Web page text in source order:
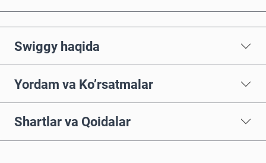
Swiggy haqida
Yordam va Ko’rsatmalar
Shartlar va Qoidalar